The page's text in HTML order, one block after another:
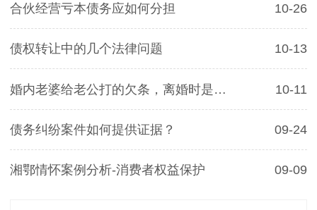
合伙经营亏本债务应如何分担 10-26
债权转让中的几个法律问题 10-13
婚内老婆给老公打的欠条，离婚时是否有效 10-11
债务纠纷案件如何提供证据？ 09-24
湘鄂情怀案例分析-消费者权益保护 09-09